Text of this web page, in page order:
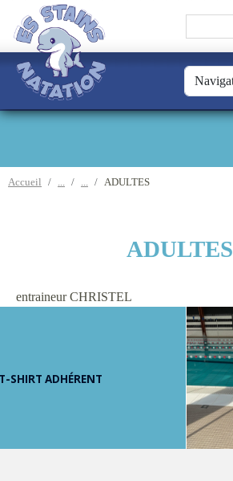
Accueil ADULTES
ADULTES
entraineur CHRISTEL
SHIRT ADHÉRENT
Panneau de gestion des cookies